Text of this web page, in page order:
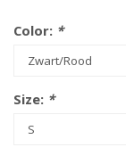
Color: *
Size: *